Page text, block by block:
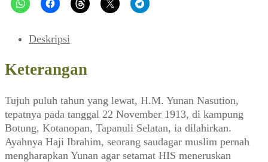
Tahun:
(KIBLAT_No.
14,
Desember
1983)
Deskripsi
Keterangan
Tujuh puluh tahun yang lewat, H.M. Yunan Nasution,
tepatnya pada tanggal 22 November 1913, di kampung
Botung, Kotanopan, Tapanuli Selatan, ia dilahirkan.
Ayahnya Haji Ibrahim, seorang saudagar muslim pernah
mengharapkan Yunan agar setamat HIS meneruskan